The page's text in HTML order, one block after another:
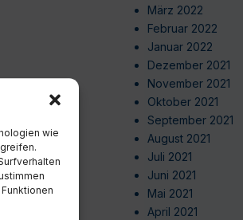
wie
März 2022
Februar 2022
Januar 2022
Dezember 2021
November 2021
Oktober 2021
September 2021
August 2021
Juli 2021
Juni 2021
Mai 2021
April 2021